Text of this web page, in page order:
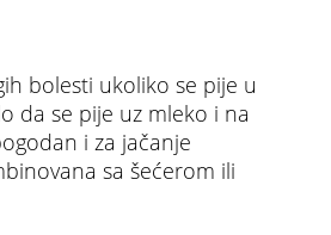
bolesti ukoliko se pije u
da se pije uz mleko i na
i za jačanje
sa šećerom ili